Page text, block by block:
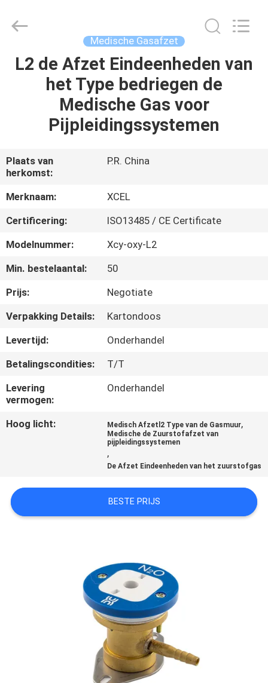
HUIS
PRODUCTEN
ONGEVEER
ONS
FABRIEKSREIS
KWALITEITSCONTROLE
CONTACTEER
ONS
VERZOEK
EEN
CITAAT
SITEMAP
POLICY
Ltd..
Medische Gasafzet
L2 de Afzet Eindeenheden van
het Type bedriegen de
Medische Gas voor
Pijpleidingssystemen
Plaats van
herkomst:
P.R. China
Merknaam:
XCEL
Certificering:
ISO13485 / CE Certificate
Modelnummer:
Xcy-oxy-L2
Min. bestelaantal:
50
Prijs:
Negotiate
Verpakking Details:
Kartondoos
Levertijd:
Onderhandel
Betalingscondities:
T/T
Levering
vermogen:
Onderhandel
Hoog licht: Medisch Afzetl2 Type van de Gasmuur,
Medische de Zuurstofafzet van
pijpleidingssystemen
,
De Afzet Eindeenheden van het zuurstofgas
BESTE PRIJS